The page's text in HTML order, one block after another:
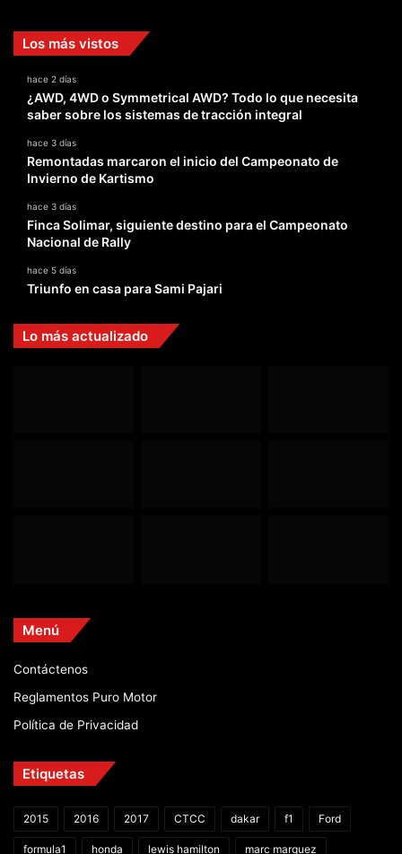
Los más vistos
hace 2 días
¿AWD, 4WD o Symmetrical AWD? Todo lo que necesita
saber sobre los sistemas de tracción integral
hace 3 días
Remontadas marcaron el inicio del Campeonato de
Invierno de Kartismo
hace 3 días
Finca Solimar, siguiente destino para el Campeonato
Nacional de Rally
hace 5 días
Triunfo en casa para Sami Pajari
Lo más actualizado
Menú
Contáctenos
Reglamentos Puro Motor
Política de Privacidad
Etiquetas
2015 2016 2017 CTCC dakar f1 Ford
formula1 honda lewis hamilton marc marquez